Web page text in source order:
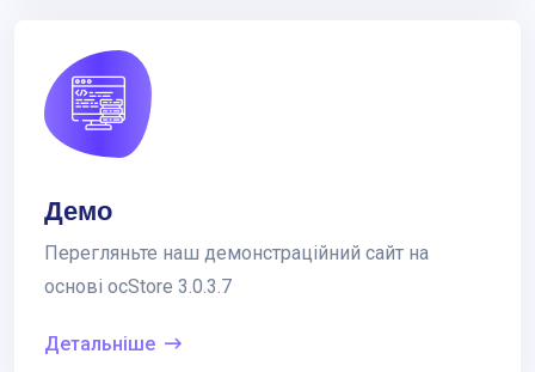
Демо
Перегляньте наш демонстраційний сайт на
основі ocStore 3.0.3.7
Детальніше